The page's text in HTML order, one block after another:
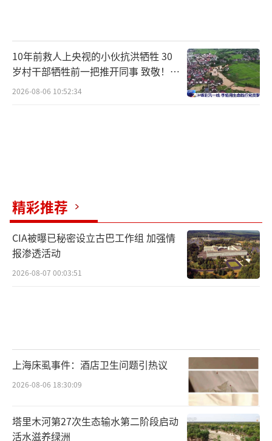
10年前救人上央视的小伙抗洪牺牲 30
岁村干部牺牲前一把推开同事 致敬！送
别！
2026-08-06 10:52:34
精彩推荐
CIA被曝已秘密设立古巴工作组 加强情
报渗透活动
2026-08-07 00:03:51
上海床虱事件：酒店卫生问题引热议
2026-08-06 18:30:09
塔里木河第27次生态输水第二阶段启动
活水滋养绿洲